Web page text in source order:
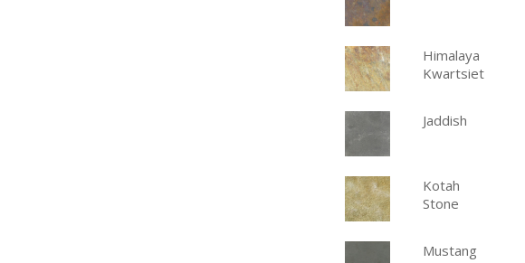
Himalaya
Kwartsiet
Jaddish
Kotah
Stone
Mustang